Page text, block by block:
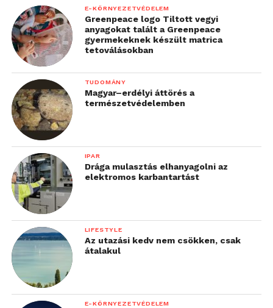
E-KÖRNYEZETVÉDELEM
Greenpeace logo Tiltott vegyi
anyagokat talált a Greenpeace
gyermekeknek készült matrica
tetoválásokban
TUDOMÁNY
Magyar–erdélyi áttörés a
természetvédelemben
IPAR
Drága mulasztás elhanyagolni az
elektromos karbantartást
LIFESTYLE
Az utazási kedv nem csökken, csak
átalakul
E-KÖRNYEZETVÉDELEM